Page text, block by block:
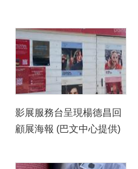
影展服務台呈現楊德昌回
顧展海報 (巴文中心提供)